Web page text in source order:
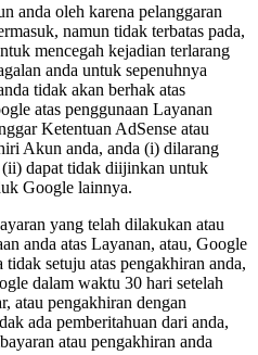
anda oleh karena pelanggaran
namun tidak terbatas pada,
mencegah kejadian terlarang
anda untuk sepenuhnya
tidak akan berhak atas
atas penggunaan Layanan
Ketentuan AdSense atau
Akun anda, anda (i) dilarang
dapat tidak diijinkan untuk
Google lainnya.
yang telah dilakukan atau
anda atas Layanan, atau, Google
setuju atas pengakhiran anda,
dalam waktu 30 hari setelah
atau pengakhiran dengan
ada pemberitahuan dari anda,
atau pengakhiran anda